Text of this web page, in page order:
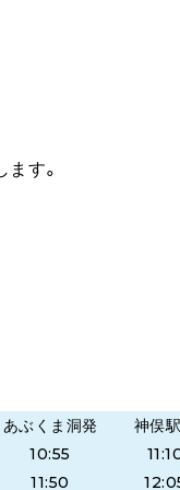
す。
あぶくま洞発
神俣
10:55
11:50